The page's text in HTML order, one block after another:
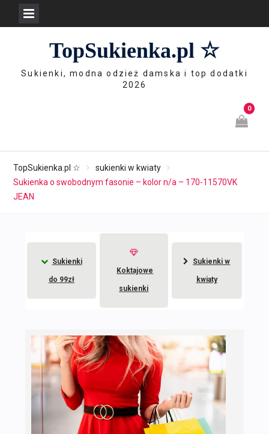
TopSukienka.pl ☆
Sukienki, modna odzież damska i top dodatki
2026
0
TopSukienka.pl ☆
sukienki w kwiaty
Sukienka o swobodnym fasonie – kolor n/a – 170-11570VK
JEAN
Sukienki
do 99zł
Koktajowe
sukienki
Sukienki w
kwiaty